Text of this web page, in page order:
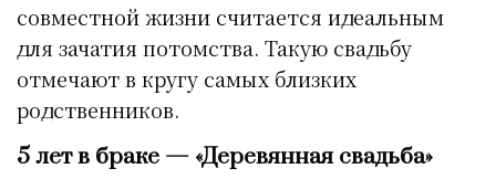
совместной жизни считается идеальным
для зачатия потомства. Такую свадьбу
отмечают в кругу самых близких
родственников.
5 лет в браке — «Деревянная свадьба»